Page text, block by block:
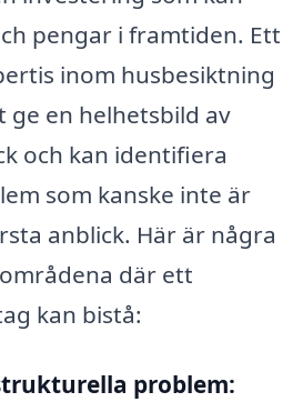
pengar i framtiden. Ett
inom husbesiktning
en helhetsbild av
och kan identifiera
som kanske inte är
anblick. Här är några
där ett
kan bistå:
problem: